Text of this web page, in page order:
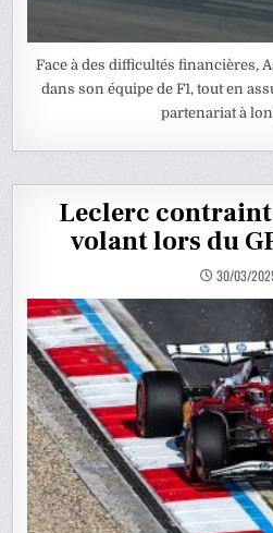
Face à des difficultés financières,
dans son équipe de F1, tout en
partenariat à
Leclerc contraint
volant lors du
30/03/